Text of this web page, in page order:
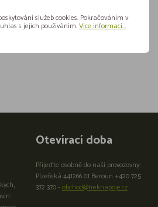
Otevírací doba
Přijeďte osobně do naší provozovny:
Plzeňská 441266 01 Beroun +420 725
372 370 -obchod@treknapoje.cz
služeb cookies. Pokračováním v
s jejich používáním.Více informací...